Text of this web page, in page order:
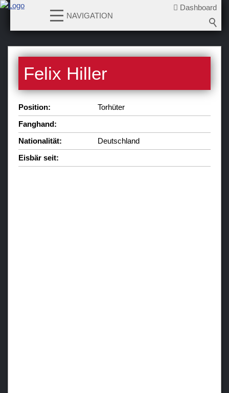
Dashboard
NAVIGATION
News
Teams
Verein
Sponsoren / Partner
Fanzone
Felix Hiller
Position:
Torhüter
Fanghand:
Nationalität:
Deutschland
Eisbär seit: